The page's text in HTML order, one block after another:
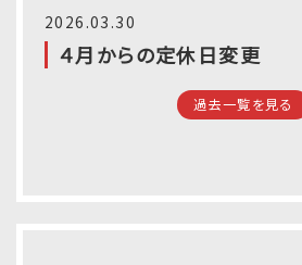
2026.03.30
４月からの定休日変更
過去一覧を見る